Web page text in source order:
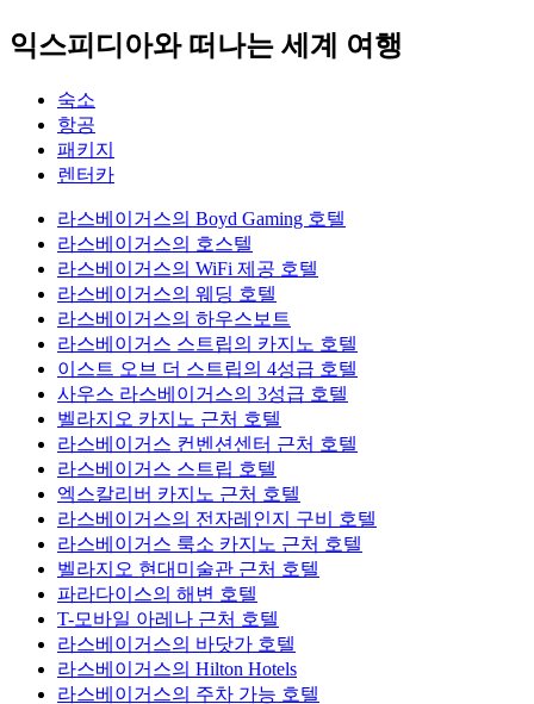
익스피디아와 떠나는 세계 여행
숙소
항공
패키지
렌터카
라스베이거스의 Boyd Gaming 호텔
라스베이거스의 호스텔
라스베이거스의 WiFi 제공 호텔
라스베이거스의 웨딩 호텔
라스베이거스의 하우스보트
라스베이거스 스트립의 카지노 호텔
이스트 오브 더 스트립의 4성급 호텔
사우스 라스베이거스의 3성급 호텔
벨라지오 카지노 근처 호텔
라스베이거스 컨벤션센터 근처 호텔
라스베이거스 스트립 호텔
엑스칼리버 카지노 근처 호텔
라스베이거스의 전자레인지 구비 호텔
라스베이거스 룩소 카지노 근처 호텔
벨라지오 현대미술관 근처 호텔
파라다이스의 해변 호텔
T-모바일 아레나 근처 호텔
라스베이거스의 바닷가 호텔
라스베이거스의 Hilton Hotels
라스베이거스의 주차 가능 호텔